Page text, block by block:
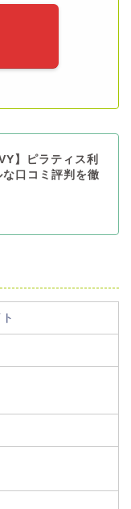
】ピラティス利
口コミ評判を徹